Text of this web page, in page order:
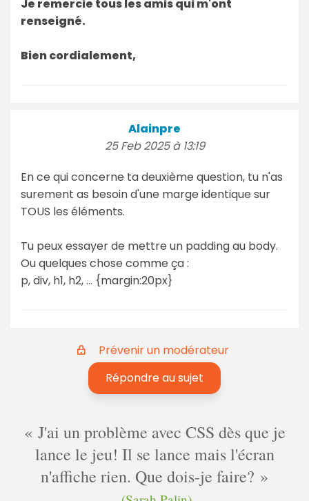
Je remercie tous les amis qui m'ont
renseigné.
Bien cordialement,
Alainpre
25 Feb 2025 à 13:19
En ce qui concerne ta deuxième question, tu n'as
surement as besoin d'une marge identique sur
TOUS les éléments.
Tu peux essayer de mettre un padding au body.
Ou quelques chose comme ça :
p, div, h1, h2, ... {margin:20px}
Prévenir un modérateur
Répondre au sujet
J'ai un problème avec CSS dès que je
lance le jeu! Il se lance mais l'écran
n'affiche rien. Que dois-je faire?